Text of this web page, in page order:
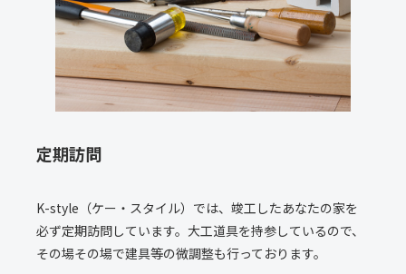
定期訪問
K-style（ケー・スタイル）では、竣工したあなたの家を
必ず定期訪問しています。大工道具を持参しているので、
その場その場で建具等の微調整も行っております。